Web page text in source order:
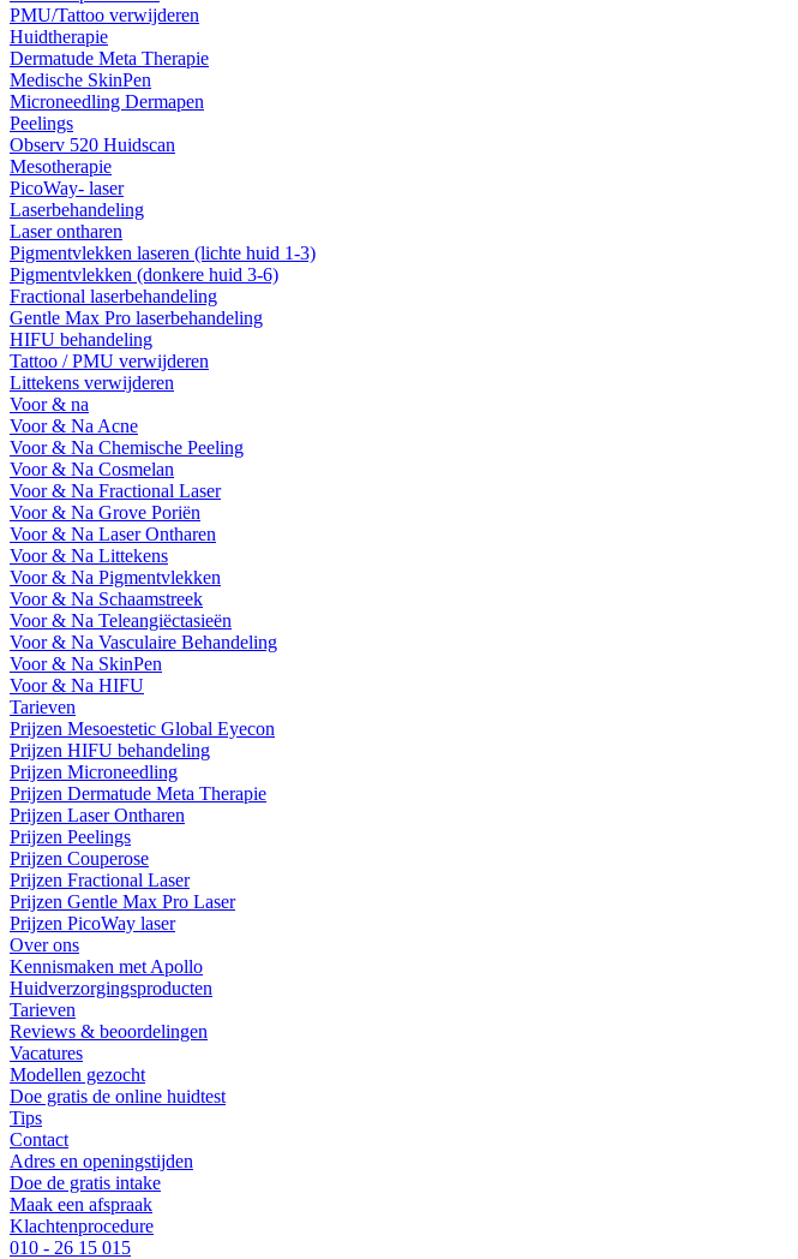
PMU/Tattoo verwijderen
Huidtherapie
Dermatude Meta Therapie
Medische SkinPen
Microneedling Dermapen
Peelings
Observ 520 Huidscan
Mesotherapie
PicoWay- laser
Laserbehandeling
Laser ontharen
Pigmentvlekken laseren (lichte huid 1-3)
Pigmentvlekken (donkere huid 3-6)
Fractional laserbehandeling
Gentle Max Pro laserbehandeling
HIFU behandeling
Tattoo / PMU verwijderen
Littekens verwijderen
Voor & na
Voor & Na Acne
Voor & Na Chemische Peeling
Voor & Na Cosmelan
Voor & Na Fractional Laser
Voor & Na Grove Poriën
Voor & Na Laser Ontharen
Voor & Na Littekens
Voor & Na Pigmentvlekken
Voor & Na Schaamstreek
Voor & Na Teleangiëctasieën
Voor & Na Vasculaire Behandeling
Voor & Na SkinPen
Voor & Na HIFU
Tarieven
Prijzen Mesoestetic Global Eyecon
Prijzen HIFU behandeling
Prijzen Microneedling
Prijzen Dermatude Meta Therapie
Prijzen Laser Ontharen
Prijzen Peelings
Prijzen Couperose
Prijzen Fractional Laser
Prijzen Gentle Max Pro Laser
Prijzen PicoWay laser
Over ons
Kennismaken met Apollo
Huidverzorgingsproducten
Tarieven
Reviews & beoordelingen
Vacatures
Modellen gezocht
Doe gratis de online huidtest
Tips
Contact
Adres en openingstijden
Doe de gratis intake
Maak een afspraak
Klachtenprocedure
010 - 26 15 015